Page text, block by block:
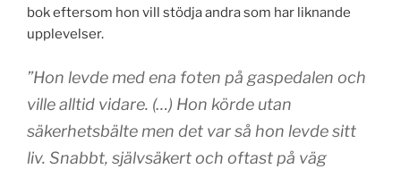
bok eftersom hon vill stödja andra som har liknande
upplevelser.
”Hon levde med ena foten på gaspedalen och
ville alltid vidare. (…) Hon körde utan
säkerhetsbälte men det var så hon levde sitt
liv. Snabbt, självsäkert och oftast på väg